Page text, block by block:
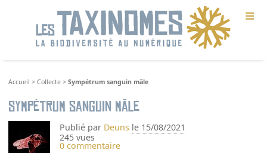
≡
Accueil >Collecte >Sympétrum sanguin mâle
Sympétrum sanguin mâle
Publié par Deuns le 15/08/2021
245 vues
0 commentaire